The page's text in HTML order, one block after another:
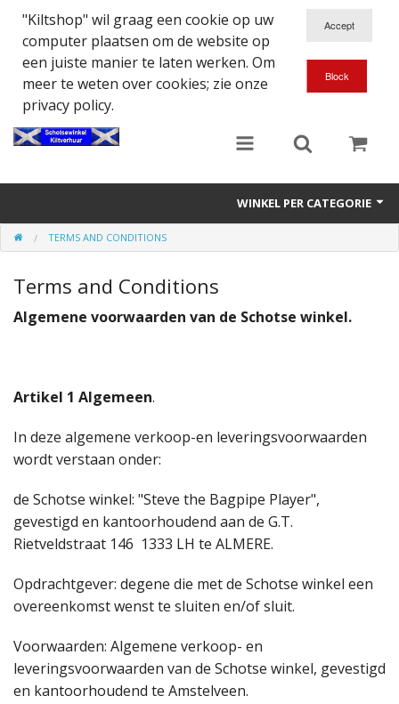
"Kiltshop" wil graag een cookie op uw
computer plaatsen om de website op
een juiste manier te laten werken. Om
meer te weten over cookies; zie onze
privacy policy.
WINKEL PER CATEGORIE
Accessoires
Doedelzakspeler
Eten en Drinken
Highland Titles
Verhuur
TERMS AND CONDITIONS
Terms and Conditions
Algemene voorwaarden van de Schotse winkel.
Artikel 1 Algemeen.
In deze algemene verkoop-en leveringsvoorwaarden
wordt verstaan onder:
de Schotse winkel: "Steve the Bagpipe Player",
gevestigd en kantoorhoudend aan de G.T.
Rietveldstraat 146 1333 LH te ALMERE.
Opdrachtgever: degene die met de Schotse winkel een
overeenkomst wenst te sluiten en/of sluit.
Voorwaarden: Algemene verkoop- en
leveringsvoorwaarden van de Schotse winkel, gevestigd
en kantoorhoudend te Amstelveen.